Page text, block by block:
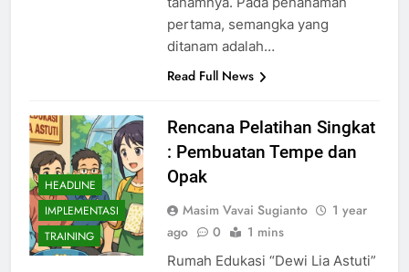
pertama, semangka yang
ditanam adalah…
Read Full News
HEADLINE
IMPLEMENTASI
TRAINING
Rencana Pelatihan Singkat
: Pembuatan Tempe dan
Opak
Masim Vavai Sugianto
1 year
ago
0 1 mins
Rumah Edukasi “Dewi Lia Astuti”